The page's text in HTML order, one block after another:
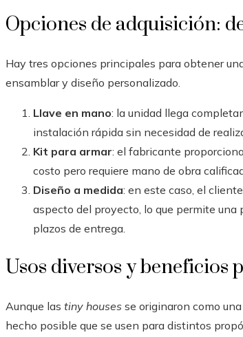
Opciones de adquisición:
Hay tres opciones principales para obtener
ensamblar y diseño personalizado.
Llave en mano: la unidad llega
instalación rápida sin necesidad de
Kit para armar: el fabricante
costo pero requiere mano de obra
Diseño a medida: en este caso, el
aspecto del proyecto, lo que permite
plazos de entrega.
Usos diversos y beneficios
Aunque las tiny houses se originaron como
hecho posible que se usen para distintos